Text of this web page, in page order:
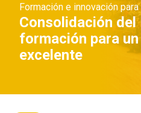
Formación e innovación
Consolidación
formación para
excelente